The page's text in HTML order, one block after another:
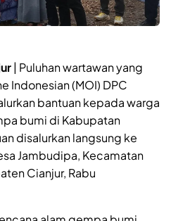
| Puluhan wartawan yang
Indonesian (MOI) DPC
bantuan kepada warga
bumi di Kabupatan
disalurkan langsung ke
Jambudipa, Kecamatan
Cianjur, Rabu